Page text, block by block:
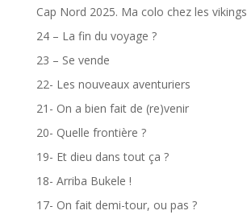
Cap Nord 2025. Ma colo chez les vikings
24 – La fin du voyage ?
23 – Se vende
22- Les nouveaux aventuriers
21- On a bien fait de (re)venir
20- Quelle frontière ?
19- Et dieu dans tout ça ?
18- Arriba Bukele !
17- On fait demi-tour, ou pas ?